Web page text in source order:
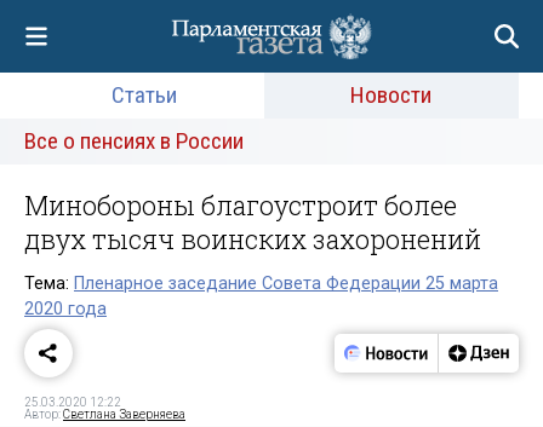
Статьи
Новости
Все о пенсиях в России
Минобороны благоустроит более
двух тысяч воинских захоронений
Тема: Пленарное заседание Совета Федерации 25 марта
2020 года
25.03.2020 12:22
Автор:Светлана Заверняева